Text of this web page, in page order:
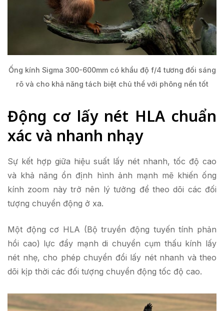
Ống kính Sigma 300-600mm có khẩu độ f/4 tương đối sáng
rõ và cho khả năng tách biệt chủ thể với phông nền tốt
Động cơ lấy nét HLA chuẩn
xác và nhanh nhạy
Sự kết hợp giữa hiệu suất lấy nét nhanh, tốc độ cao
và khả năng ổn định hình ảnh mạnh mẽ khiến ống
kính zoom này trở nên lý tưởng để theo dõi các đối
tượng chuyển động ở xa.
Một động cơ HLA (Bộ truyền động tuyến tính phản
hồi cao) lực đẩy mạnh di chuyển cụm thấu kính lấy
nét nhẹ, cho phép chuyển đổi lấy nét nhanh và theo
dõi kịp thời các đối tượng chuyển động tốc độ cao.